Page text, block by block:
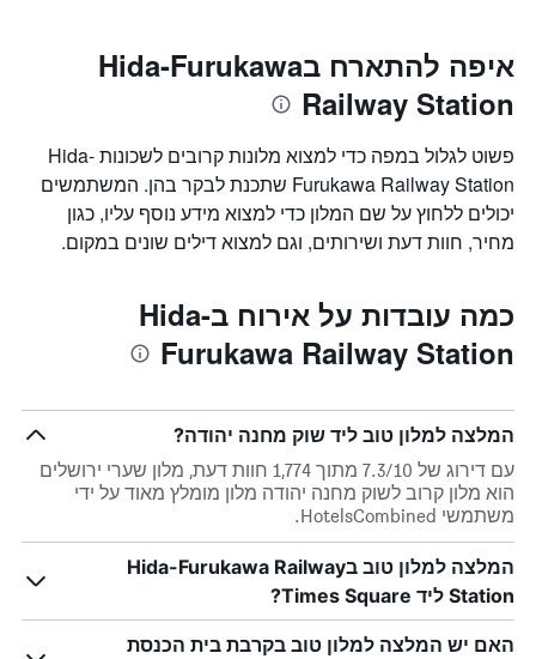
איפה להתארח בHida-Furukawa
Railway Station
פשוט לגלול במפה כדי למצוא מלונות קרובים לשכונות Hida-
Furukawa Railway Station שתכנת לבקר בהן. המשתמשים
יכולים ללחוץ על שם המלון כדי למצוא מידע נוסף עליו, כגון
מחיר, חוות דעת ושירותים, וגם למצוא דילים שונים במקום.
כמה עובדות על אירוח בHida-
Furukawa Railway Station
המלצה למלון טוב ליד שוק מחנה יהודה?
עם דירוג של 7.3/10 מתוך 1,774 חוות דעת, מלון שערי ירושלים
הוא מלון קרוב לשוק מחנה יהודה מלון מומלץ מאוד על ידי
משתמשי HotelsCombined.
המלצה למלון טוב בHida-Furukawa Railway
Station ליד Times Square?
האם יש המלצה למלון טוב בקרבת בית הכנסת